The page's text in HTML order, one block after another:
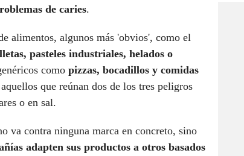
de caries.
alimentos, algunos más 'obvios', como el
pasteles industriales, helados o
como pizzas, bocadillos y comidas
que reúnan dos de los tres peligros
o en sal.
va contra ninguna marca en concreto, sino
adapten sus productos a otros basados